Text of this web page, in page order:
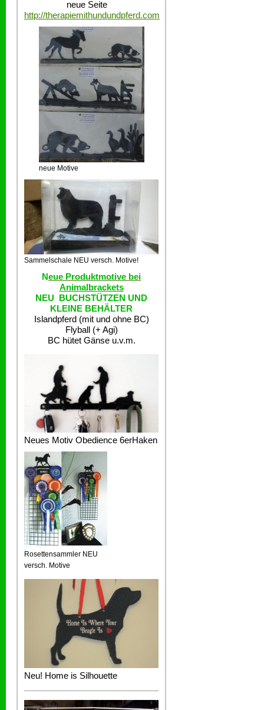
neue Seite
http://therapiemithundundpferd.com
neue Motive
Sammelschale NEU versch. Motive!
Neue Produktmotive bei
Animalbrackets
NEU BUCHSTÜTZEN UND
KLEINE BEHÄLTER
Islandpferd (mit und ohne BC)
Flyball (+ Agi)
BC hütet Gänse u.v.m.
Neues Motiv Obedience 6erHaken
Rosettensammler NEU
versch. Motive
Neu! Home is Silhouette